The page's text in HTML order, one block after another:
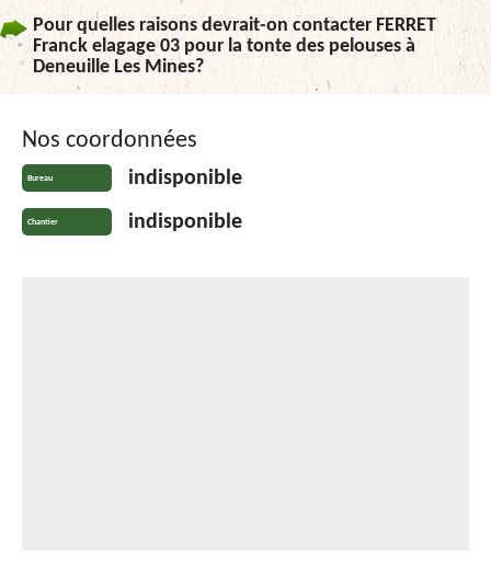
Pour quelles raisons devrait-on contacter FERRET
Franck elagage 03 pour la tonte des pelouses à
Deneuille Les Mines?
Nos coordonnées
Bureau indisponible
Chantier indisponible